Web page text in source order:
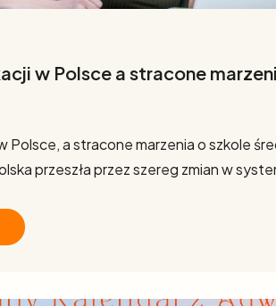
w Polsce a stracone
Polsce, a stracone marzenia o szkole
przeszła przez szereg zmian w